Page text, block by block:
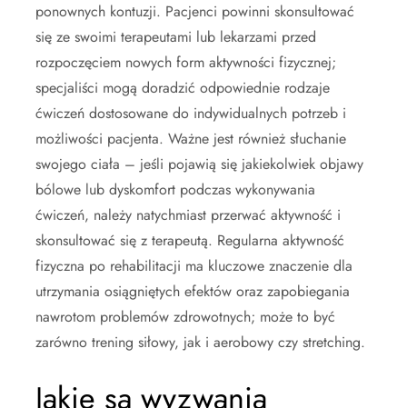
ponownych kontuzji. Pacjenci powinni skonsultować
się ze swoimi terapeutami lub lekarzami przed
rozpoczęciem nowych form aktywności fizycznej;
specjaliści mogą doradzić odpowiednie rodzaje
ćwiczeń dostosowane do indywidualnych potrzeb i
możliwości pacjenta. Ważne jest również słuchanie
swojego ciała – jeśli pojawią się jakiekolwiek objawy
bólowe lub dyskomfort podczas wykonywania
ćwiczeń, należy natychmiast przerwać aktywność i
skonsultować się z terapeutą. Regularna aktywność
fizyczna po rehabilitacji ma kluczowe znaczenie dla
utrzymania osiągniętych efektów oraz zapobiegania
nawrotom problemów zdrowotnych; może to być
zarówno trening siłowy, jak i aerobowy czy stretching.
Jakie są wyzwania